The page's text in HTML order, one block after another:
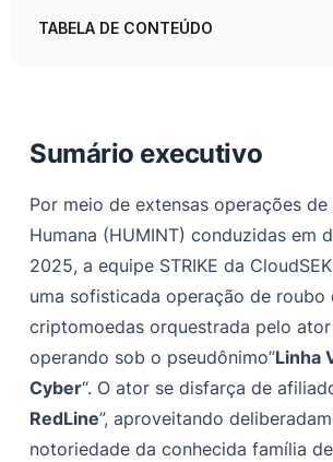
TABELA DE CONTEÚDO
Coleta e atribuição de inteligência
Operações da HUMINT e
inicial
Mapeamento da comunidade alvo
Análise técnica e engenharia reversa
Mapeamento da estrutura MITRE
Regras de detecção e consultas de
Previsões de ameaças futuras
Sumário executivo
Por meio de extensas operações de
Humana (HUMINT) conduzidas em
2025, a equipe STRIKE da
uma sofisticada operação de roubo
criptomoedas orquestrada pelo
operando sob o pseudônimo”Linha
Cyber“. O ator se disfarça de
RedLine”, aproveitando
notoriedade da conhecida família